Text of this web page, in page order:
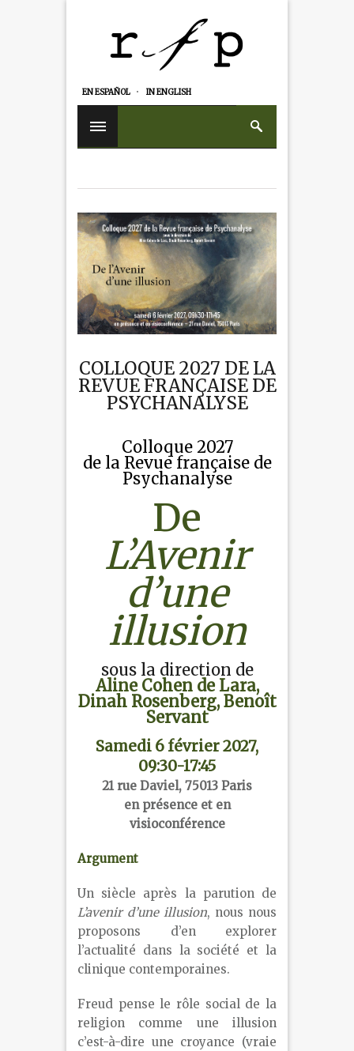
EN ESPAÑOL IN ENGLISH
COLLOQUE 2027 DE LA
REVUE FRANÇAISE DE
PSYCHANALYSE
Colloque 2027
de la Revue française de
Psychanalyse
De
L’Avenir
d’une
illusion
sous la direction de
Aline Cohen de Lara,
Dinah Rosenberg, Benoît
Servant
Samedi 6 février 2027,
09:30-17:45
21 rue Daviel, 75013 Paris
en présence et en
visioconférence
Argument
Un siècle après la parution de
L’avenir d’une illusion, nous nous
proposons d’en explorer
l’actualité dans la société et la
clinique contemporaines.
Freud pense le rôle social de la
religion comme une illusion
c’est-à-dire une croyance (vraie